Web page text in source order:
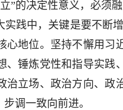
决定性意义，必须融
实践中，关键是要不断
心地位。坚持不懈用
、锤炼党性和指导实践
治立场、政治方向、
调一致向前进。